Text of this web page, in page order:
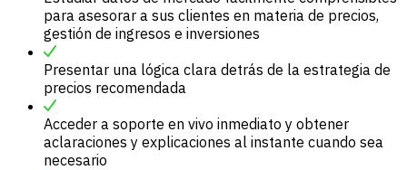
para asesorar a sus clientes en materia de precios,
gestión de ingresos e inversiones
Presentar una lógica clara detrás de la estrategia de
precios recomendada
Acceder a soporte en vivo inmediato y obtener
aclaraciones y explicaciones al instante cuando sea
necesario